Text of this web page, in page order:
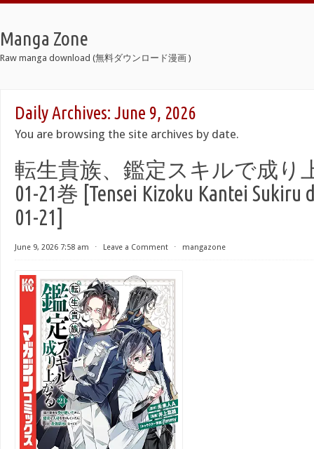
Manga Zone
Raw manga download (無料ダウンロード漫画 )
Daily Archives: June 9, 2026
You are browsing the site archives by date.
転生貴族、鑑定スキルで成り
01-21巻 [Tensei Kizoku Kantei Sukiru
01-21]
June 9, 2026 7:58 am ⋅ Leave a Comment ⋅ mangazone